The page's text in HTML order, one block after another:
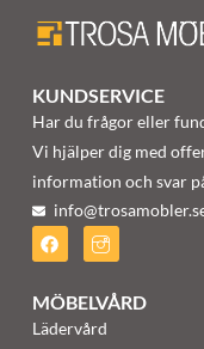
KUNDSERVICE
Har du frågor eller
Vi hjälper dig med
information och svar
MÖBELVÅRD
Lädervård